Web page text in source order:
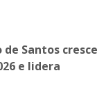
Santos cresce
e lidera